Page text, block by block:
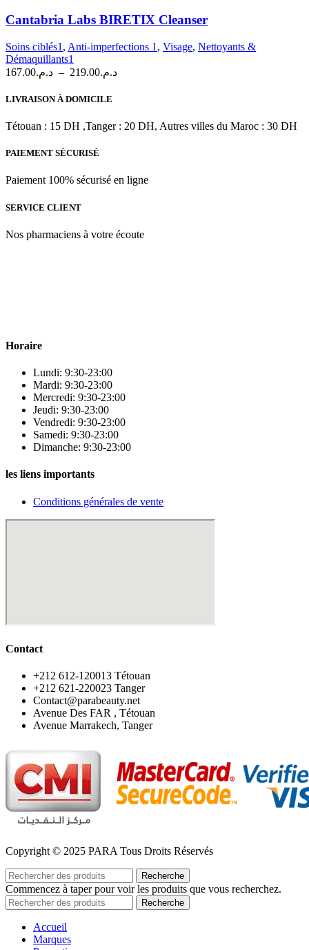
a
plusieurs
variations.
Les
options
peuvent
choisies
la
du
Cantabria Labs BIRETIX Cleanser
Soins ciblés1 , Anti-imperfections 1 , Visage, Nettoyants &
Démaquillants1
د.م.167.00 – د.م.219.00
Plage
د.م.219.00
LIVRAISON À DOMICILE
Tétouan : 15 DH ,Tanger : 20 DH, Autres villes du Maroc : 30 DH
PAIEMENT SÉCURISÉ
Paiement 100% sécurisé en ligne
SERVICE CLIENT
Nos pharmaciens à votre écoute
Horaire
Lundi: 9:30-23:00
Mardi: 9:30-23:00
Mercredi: 9:30-23:00
Jeudi: 9:30-23:00
Vendredi: 9:30-23:00
Samedi: 9:30-23:00
Dimanche: 9:30-23:00
les liens importants
Conditions générales de vente
Contact
‪+212 612-120013 Tétouan
‪+212 621-220023 Tanger
Contact@parabeauty.net
Avenue Des FAR , Tétouan
Avenue Marrakech, Tanger
Copyright © 2025 PARA Tous Droits Réservés
Recherche
Commencez à taper pour voir les produits que vous recherchez.
Recherche
Accueil
Marques